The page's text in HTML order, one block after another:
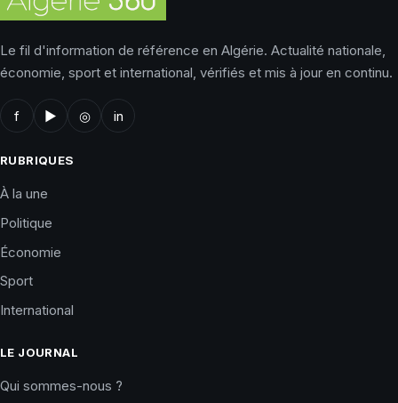
Le fil d'information de référence en Algérie. Actualité nationale,
économie, sport et international, vérifiés et mis à jour en continu.
f ▶ ◎ in
RUBRIQUES
À la une
Politique
Économie
Sport
International
LE JOURNAL
Qui sommes-nous ?